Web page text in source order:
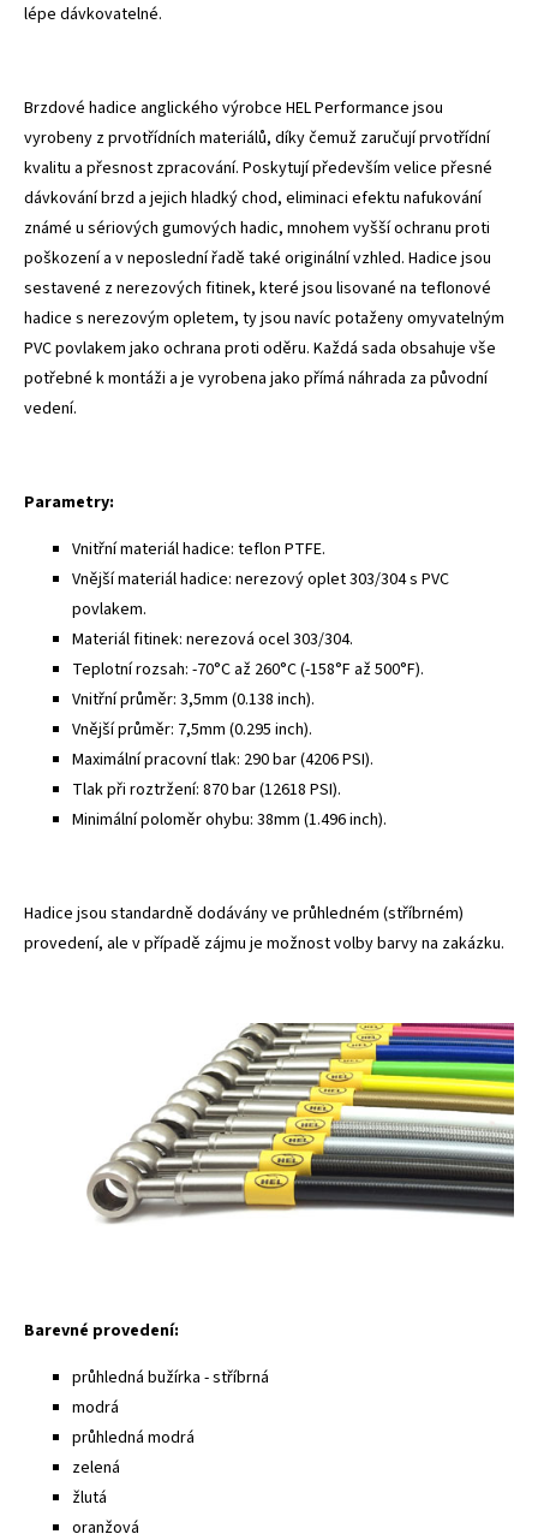
lépe dávkovatelné.
Brzdové hadice anglického výrobce HEL Performance jsou
vyrobeny z prvotřídních materiálů, díky čemuž zaručují prvotřídní
kvalitu a přesnost zpracování. Poskytují především velice přesné
dávkování brzd a jejich hladký chod, eliminaci efektu nafukování
známé u sériových gumových hadic, mnohem vyšší ochranu proti
poškození a v neposlední řadě také originální vzhled. Hadice jsou
sestavené z nerezových fitinek, které jsou lisované na teflonové
hadice s nerezovým opletem, ty jsou navíc potaženy omyvatelným
PVC povlakem jako ochrana proti oděru. Každá sada obsahuje vše
potřebné k montáži a je vyrobena jako přímá náhrada za původní
vedení.
Parametry:
Vnitřní materiál hadice: teflon PTFE.
Vnější materiál hadice: nerezový oplet 303/304 s PVC
povlakem.
Materiál fitinek: nerezová ocel 303/304.
Teplotní rozsah: -70°C až 260°C (-158°F až 500°F).
Vnitřní průměr: 3,5mm (0.138 inch).
Vnější průměr: 7,5mm (0.295 inch).
Maximální pracovní tlak: 290 bar (4206 PSI).
Tlak při roztržení: 870 bar (12618 PSI).
Minimální poloměr ohybu: 38mm (1.496 inch).
Hadice jsou standardně dodávány ve průhledném (stříbrném)
provedení, ale v případě zájmu je možnost volby barvy na zakázku.
Barevné provedení:
průhledná bužírka - stříbrná
modrá
průhledná modrá
zelená
žlutá
oranžová